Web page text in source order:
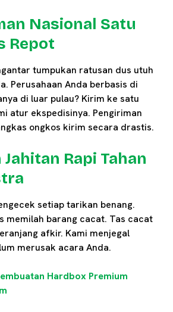
Nasional Satu
Repot
tumpukan ratusan dus utuh
Perusahaan Anda berbasis di
di luar pulau? Kirim ke satu
atur ekspedisinya. Pengiriman
ongkos kirim secara drastis.
Jahitan Rapi Tahan
setiap tarikan benang.
memilah barang cacat. Tas cacat
afkir. Kami menjegal
merusak acara Anda.
Hardbox Premium